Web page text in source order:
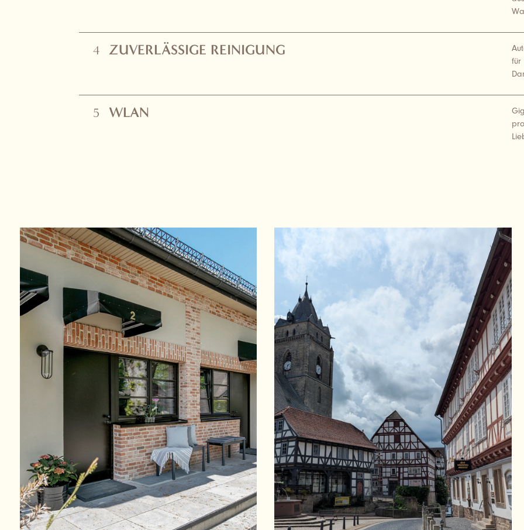
4 ZUVERLÄSSIGE REINIGUNG
für
5 WLAN